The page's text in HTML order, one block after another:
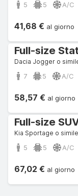
5 5 A/C
41,68 € al giorno
Full-size
Dacia Jogger o
7 5 A/C
58,57 € al giorno
Full-size
Kia Sportage o simile
5 5 A/C
67,02 € al giorno